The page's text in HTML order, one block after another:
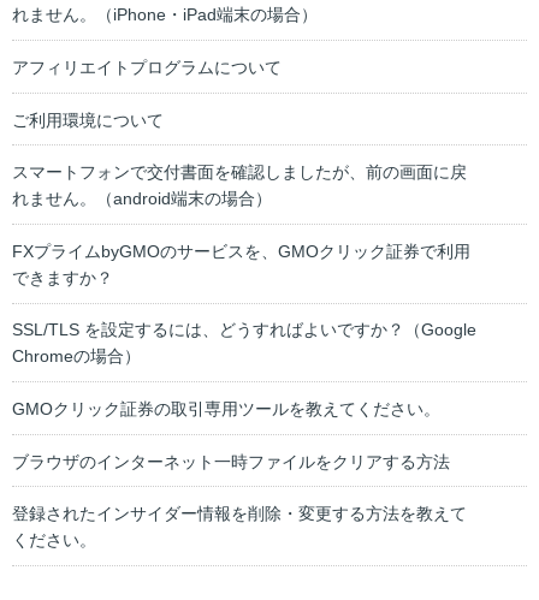
れません。（iPhone・iPad端末の場合）
アフィリエイトプログラムについて
ご利用環境について
スマートフォンで交付書面を確認しましたが、前の画面に戻
れません。（android端末の場合）
FXプライムbyGMOのサービスを、GMOクリック証券で利用
できますか？
SSL/TLS を設定するには、どうすればよいですか？（Google
Chromeの場合）
GMOクリック証券の取引専用ツールを教えてください。
ブラウザのインターネット一時ファイルをクリアする方法
登録されたインサイダー情報を削除・変更する方法を教えて
ください。